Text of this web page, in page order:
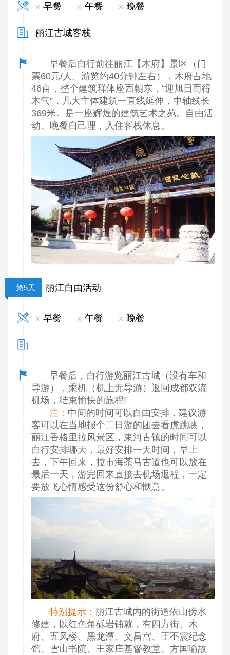
早餐 午餐 晚餐
丽江古城客栈
早餐后自行前往丽江【木府】景区（门
票60元/人、游览约40分钟左右），木府占地
46亩，整个建筑群体座西朝东，“迎旭日而得
木气”，几大主体建筑一直线延伸，中轴线长
369米。是一座辉煌的建筑艺术之苑。自由活
动、晚餐自己理，入住客栈休息。
第5天 丽江自由活动
早餐 午餐 晚餐
早餐后，自行游览丽江古城（没有车和
导游），乘机（机上无导游）返回成都双流
机场，结束愉快的旅程!
注： 中间的时间可以自由安排，建议游
客可以在当地报个二日游的团去看虎跳峡，
丽江香格里拉风景区，束河古镇的时间可以
自行安排哪天，最好安排一天时间，早上
去，下午回来，拉市海茶马古道也可以放在
最后一天，游完回来直接去机场返程，一定
要放飞心情感受这份舒心和惬意。
特别提示： 丽江古城内的街道依山傍水
修建，以红色角砾岩铺就，有四方街、木
府、五凤楼、黑龙潭、文昌宫、王丕震纪念
馆、雪山书院、王家庄基督教堂、方国瑜故